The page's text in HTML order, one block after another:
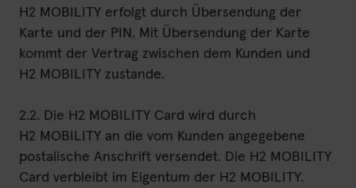
H2 MOBILITY erfolgt durch Übersendung der
Karte und der PIN. Mit Übersendung der Karte
kommt der Vertrag zwischen dem Kunden und
H2 MOBILITY zustande.
2.2. Die H2 MOBILITY Card wird durch
H2 MOBILITY an die vom Kunden angegebene
postalische Anschrift versendet. Die H2 MOBILITY
Card verbleibt im Eigentum der H2 MOBILITY.